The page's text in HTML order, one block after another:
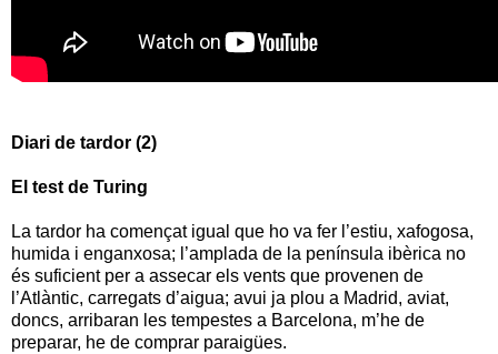
Diari de tardor (2)
El test de Turing
La tardor ha començat igual que ho va fer l’estiu, xafogosa,
humida i enganxosa; l’amplada de la península ibèrica no
és suficient per a assecar els vents que provenen de
l’Atlàntic, carregats d’aigua; avui ja plou a Madrid, aviat,
doncs, arribaran les tempestes a Barcelona, m’he de
preparar, he de comprar paraigües.